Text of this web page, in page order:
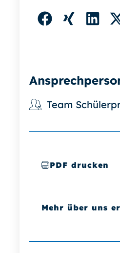
Team
PDF drucken
Mehr über uns